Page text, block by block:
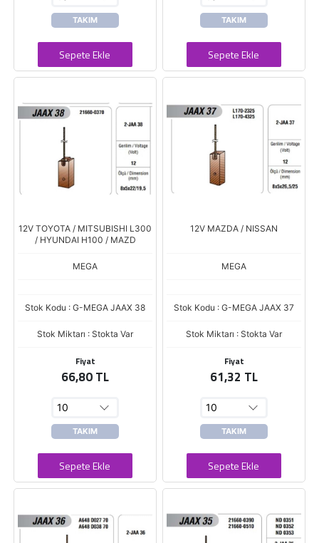
TAKIM
Sepete Ekle
TAKIM
Sepete Ekle
12V TOYOTA / MITSUBISHI L300
/ HYUNDAI H100 / MAZD
MEGA
Stok Kodu : G-MEGA JAAX 38
Stok Miktarı : Stokta Var
Fiyat
66,80 TL
TAKIM
Sepete Ekle
12V MAZDA / NISSAN
MEGA
Stok Kodu : G-MEGA JAAX 37
Stok Miktarı : Stokta Var
Fiyat
61,32 TL
TAKIM
Sepete Ekle